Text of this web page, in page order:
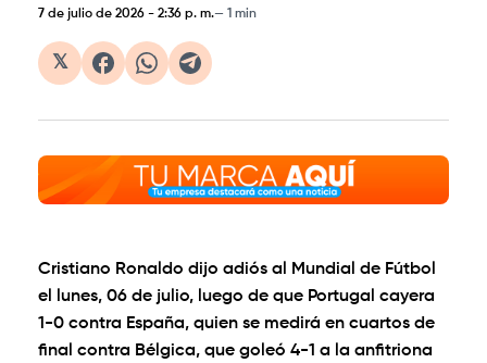
7 de julio de 2026 - 2:36 p. m. 1 min
𝕏
Cristiano Ronaldo dijo adiós al Mundial de Fútbol
el lunes, 06 de julio, luego de que Portugal cayera
1-0 contra España, quien se medirá en cuartos de
final contra Bélgica, que goleó 4-1 a la anfitriona